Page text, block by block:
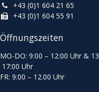
+43 (0)1 604 21 65
+43 (0)1 604 55 91
Öffnungszeiten
MO-DO: 9:00 – 12:00 Uhr & 13
17:00 Uhr
FR: 9:00 – 12.00 Uhr